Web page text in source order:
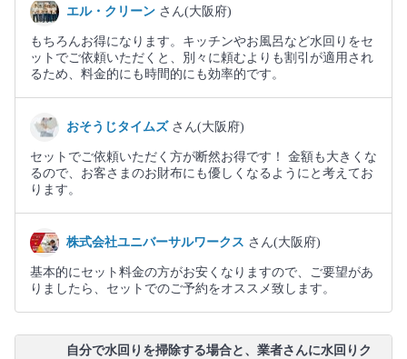
エル・クリーン さん(大阪府)
もちろんお得になります。キッチンやお風呂など水回りをセ
ットでご依頼いただくと、別々に頼むよりも割引が適用され
るため、料金的にも時間的にも効率的です。
おそうじタイムズ さん(大阪府)
セットでご依頼いただく方が断然お得です！ 金額も大きくな
るので、お客さまのお財布にも優しくなるようにと考えてお
ります。
株式会社ユニバーサルワークス さん(大阪府)
基本的にセット料金の方がお安くなりますので、ご要望があ
りましたら、セットでのご予約をオススメ致します。
自分で水回りを掃除する場合と、業者さんに水回りク